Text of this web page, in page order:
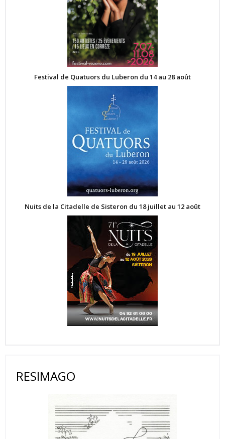
Festival de Quatuors du Luberon du 14 au 28 août
Nuits de la Citadelle de Sisteron du 18 juillet au 12 août
RESIMAGO